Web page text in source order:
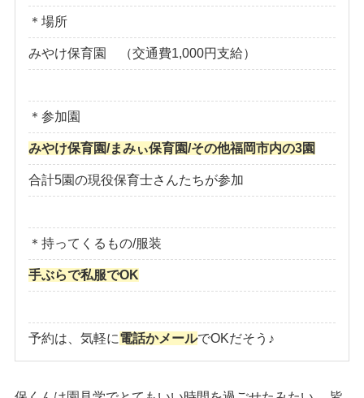
＊場所
みやけ保育園 （交通費1,000円支給）
＊参加園
みやけ保育園/まみぃ保育園/その他福岡市内の3園
合計5園の現役保育士さんたちが参加
＊持ってくるもの/服装
手ぶらで私服でOK
予約は、気軽に電話かメールでOKだそう♪